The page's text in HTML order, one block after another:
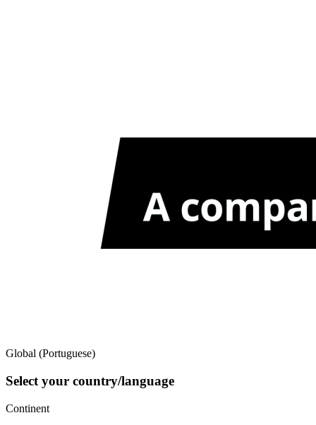
Global (Portuguese)
Select your country/language
Continent